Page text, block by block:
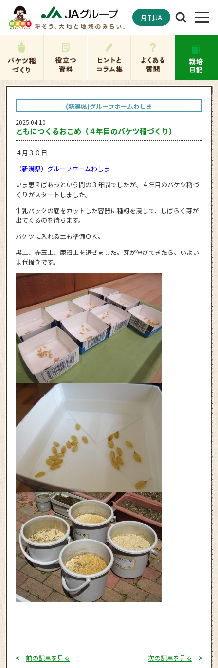
月刊JA
(新潟県)グループホームわしま
2025.04.10
ともにつくるおこめ（４年目のバケツ稲づくり）
４月３０日
（新潟県）グループホームわしま
いま思えばあっという間の３年間でしたが、４年目のバケツ稲づ
くりがスタートしました。
牛乳パックの底をカットした容器に種籾を浸して、しばらく芽が
出てくるのを待ちます。
バケツに入れる土も準備ＯＫ。
黒土、赤玉土、鹿沼土を混ぜました。芽が伸びてきたら、いよい
よ代掻きです。
< 前の記事を見る 次の記事を見る >